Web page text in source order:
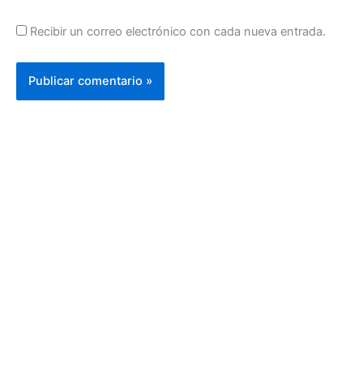
Recibir un correo electrónico con cada nueva entrada.